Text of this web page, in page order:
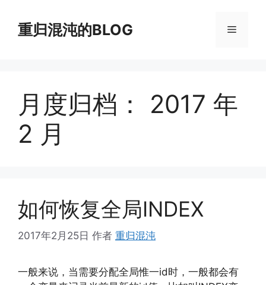
重归混沌的BLOG 菜
月度归档： 2017 年
2 月
如何恢复全局INDEX
2017年2月25日 作者 重归混沌
一般来说，当需要分配全局惟一id时，一般都会有